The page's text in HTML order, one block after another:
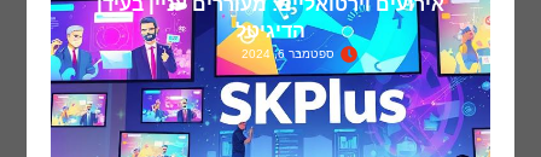
אירועים וירטואליים: מעוררים עניין בעידן
הדיגיטל
ספטמבר 6, 2024